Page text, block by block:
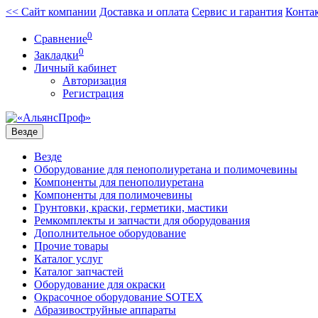
<< Сайт компании Доставка и оплата Сервис и гарантия
Сравнение0
Закладки0
Личный кабинет
Авторизация
Регистрация
Везде
Везде
Оборудование для пенополиуретана и полимочевины
Компоненты для пенополиуретана
Компоненты для полимочевины
Грунтовки, краски, герметики, мастики
Ремкомплекты и запчасти для оборудования
Дополнительное оборудование
Прочие товары
Каталог услуг
Каталог запчастей
Оборудование для окраски
Окрасочное оборудование SOTEX
Абразивоструйные аппараты